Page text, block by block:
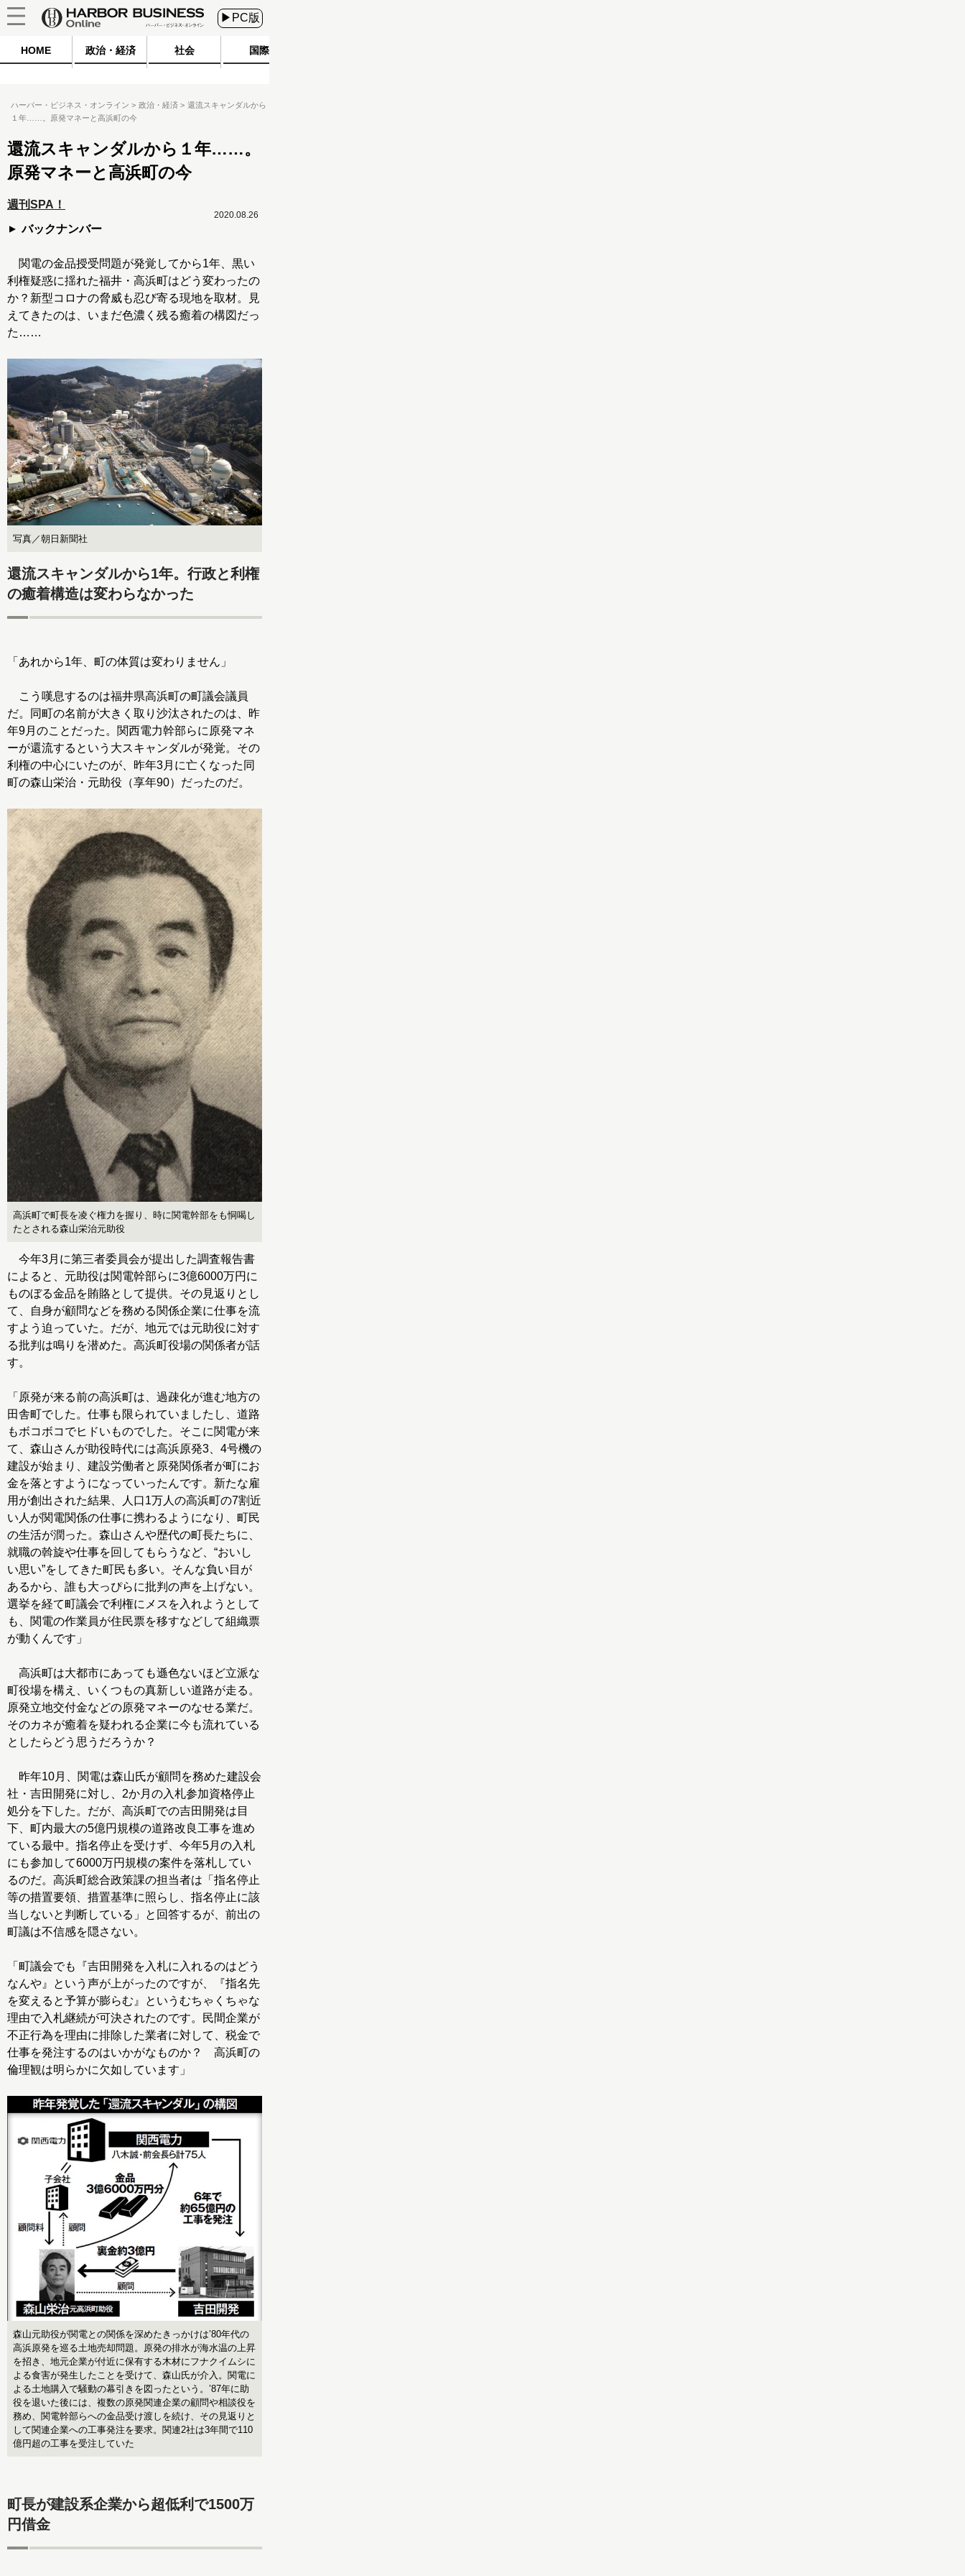
▶PC版
HOME 政治・経済 社会 国際
ハーバー・ビジネス・オンライン 政治・経済
還流スキャンダルから
１年……。原発マネーと高浜町の今
還流スキャンダルから１年……。
原発マネーと高浜町の今
週刊SPA！
バックナンバー
2020.08.26
関電の金品授受問題が発覚してから1年、黒い
利権疑惑に揺れた福井・高浜町はどう変わったの
か？新型コロナの脅威も忍び寄る現地を取材。見
えてきたのは、いまだ色濃く残る癒着の構図だっ
た……
写真／朝日新聞社
還流スキャンダルから1年。行政と利権
の癒着構造は変わらなかった
「あれから1年、町の体質は変わりません」
こう嘆息するのは福井県高浜町の町議会議員
だ。同町の名前が大きく取り沙汰されたのは、昨
年9月のことだった。関西電力幹部らに原発マネ
ーが還流するという大スキャンダルが発覚。その
利権の中心にいたのが、昨年3月に亡くなった同
町の森山栄治・元助役（享年90）だったのだ。
高浜町で町長を凌ぐ権力を握り、時に関電幹部をも恫喝し
たとされる森山栄治元助役
今年3月に第三者委員会が提出した調査報告書
によると、元助役は関電幹部らに3億6000万円に
ものぼる金品を賄賂として提供。その見返りとし
て、自身が顧問などを務める関係企業に仕事を流
すよう迫っていた。だが、地元では元助役に対す
る批判は鳴りを潜めた。高浜町役場の関係者が話
す。
「原発が来る前の高浜町は、過疎化が進む地方の
田舎町でした。仕事も限られていましたし、道路
もボコボコでヒドいものでした。そこに関電が来
て、森山さんが助役時代には高浜原発3、4号機の
建設が始まり、建設労働者と原発関係者が町にお
金を落とすようになっていったんです。新たな雇
用が創出された結果、人口1万人の高浜町の7割近
い人が関電関係の仕事に携わるようになり、町民
の生活が潤った。森山さんや歴代の町長たちに、
就職の斡旋や仕事を回してもらうなど、“おいし
い思い”をしてきた町民も多い。そんな負い目が
あるから、誰も大っぴらに批判の声を上げない。
選挙を経て町議会で利権にメスを入れようとして
も、関電の作業員が住民票を移すなどして組織票
が動くんです」
高浜町は大都市にあっても遜色ないほど立派な
町役場を構え、いくつもの真新しい道路が走る。
原発立地交付金などの原発マネーのなせる業だ。
そのカネが癒着を疑われる企業に今も流れている
としたらどう思うだろうか？
昨年10月、関電は森山氏が顧問を務めた建設会
社・吉田開発に対し、2か月の入札参加資格停止
処分を下した。だが、高浜町での吉田開発は目
下、町内最大の5億円規模の道路改良工事を進め
ている最中。指名停止を受けず、今年5月の入札
にも参加して6000万円規模の案件を落札してい
るのだ。高浜町総合政策課の担当者は「指名停止
等の措置要領、措置基準に照らし、指名停止に該
当しないと判断している」と回答するが、前出の
町議は不信感を隠さない。
「町議会でも『吉田開発を入札に入れるのはどう
なんや』という声が上がったのですが、『指名先
を変えると予算が膨らむ』というむちゃくちゃな
理由で入札継続が可決されたのです。民間企業が
不正行為を理由に排除した業者に対して、税金で
仕事を発注するのはいかがなものか？ 高浜町の
倫理観は明らかに欠如しています」
森山元助役が関電との関係を深めたきっかけは’80年代の
高浜原発を巡る土地売却問題。原発の排水が海水温の上昇
を招き、地元企業が付近に保有する木材にフナクイムシに
よる食害が発生したことを受けて、森山氏が介入。関電に
よる土地購入で騒動の幕引きを図ったという。’87年に助
役を退いた後には、複数の原発関連企業の顧問や相談役を
務め、関電幹部らへの金品受け渡しを続け、その見返りと
して関連企業への工事発注を要求。関連2社は3年間で110
億円超の工事を受注していた
町長が建設系企業から超低利で1500万
円借金